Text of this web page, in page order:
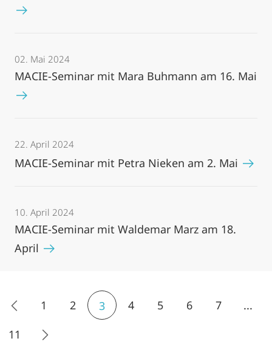
02. Mai 2024
MACIE-Seminar mit Mara Buhmann am 16. Mai
22. April 2024
MACIE-Seminar mit Petra Nieken am 2. Mai
10. April 2024
MACIE-Seminar mit Waldemar Marz am 18.
April
1 2 3 4 5 6 7
...
11